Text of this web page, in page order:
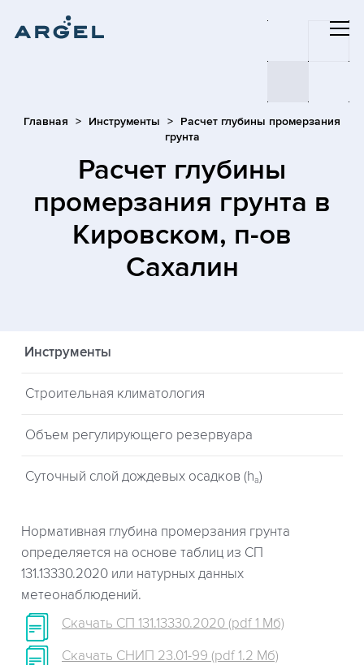
Главная Инструменты
Расчет глубины промерзания
грунта
Расчет глубины
промерзания грунта в
Кировском, п-ов
Сахалин
Инструменты
Строительная климатология
Объем регулирующего резервуара
Суточный слой дождевых осадков (ha)
Нормативная глубина промерзания грунта
определяется на основе таблиц из СП
131.13330.2020 или натурных данных
метеонаблюдений.
Скачать СП 131.13330.2020 (pdf 1 Мб)
Скачать СНИП 23.01-99 (pdf 1.2 Мб)